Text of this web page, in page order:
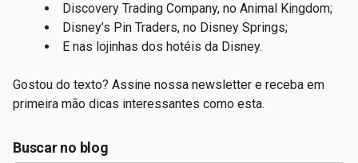
Discovery Trading Company, no Animal Kingdom;
Disney’s Pin Traders, no Disney Springs;
E nas lojinhas dos hotéis da Disney.
Gostou do texto? Assine nossa newsletter e receba em
primeira mão dicas interessantes como esta.
Buscar no blog